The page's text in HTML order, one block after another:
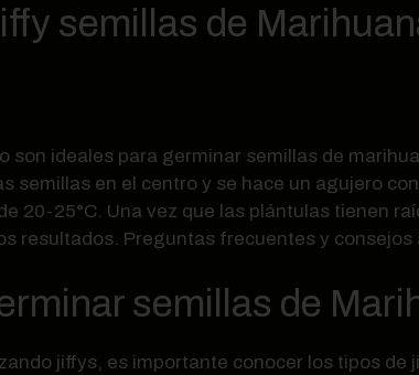
semillas de
son ideales para germinar semillas de
semillas en el centro y se hace un agujero
20-25°C. Una vez que las plántulas tienen
resultados. Preguntas frecuentes y
semillas de
jiffys, es importante conocer los tipos de